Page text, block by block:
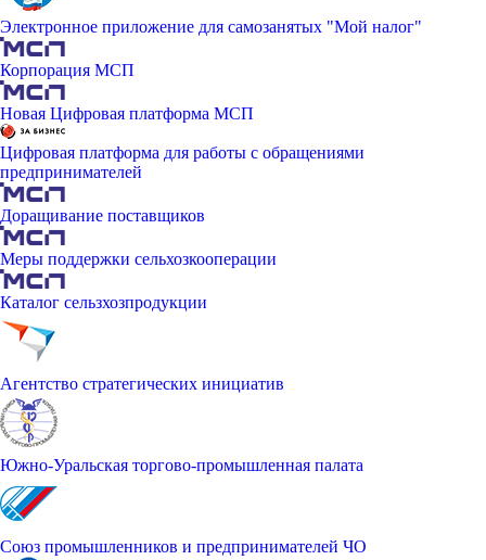
Электронное приложение для самозанятых "Мой налог"
Корпорация МСП
Новая Цифровая платформа МСП
Цифровая платформа для работы с обращениями
предпринимателей
Доращивание поставщиков
Меры поддержки сельхозкооперации
Каталог сельзхозпродукции
Агентство стратегических инициатив
Южно-Уральская торгово-промышленная палата
Союз промышленников и предпринимателей ЧО